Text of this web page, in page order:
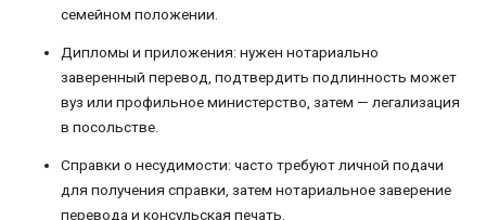
семейном положении.
Дипломы и приложения: нужен нотариально
заверенный перевод, подтвердить подлинность может
вуз или профильное министерство, затем — легализация
в посольстве.
Справки о несудимости: часто требуют личной подачи
для получения справки, затем нотариальное заверение
перевода и консульская печать.